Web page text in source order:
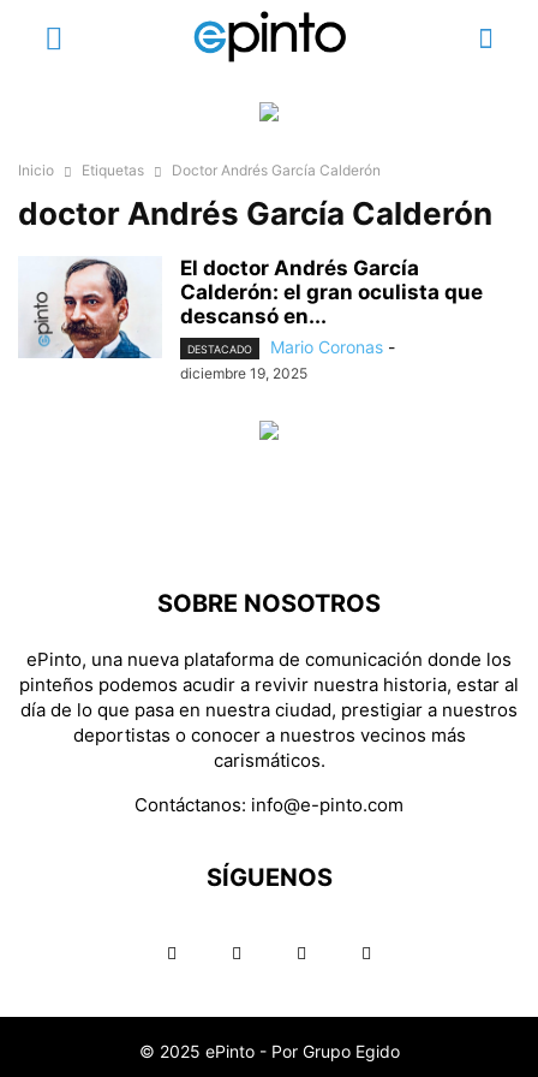
Inicio Etiquetas Doctor Andrés García Calderón
doctor Andrés García Calderón
El doctor Andrés García
Calderón: el gran oculista que
descansó en...
DESTACADO Mario Coronas -
diciembre 19, 2025
SOBRE NOSOTROS
ePinto, una nueva plataforma de comunicación donde los
pinteños podemos acudir a revivir nuestra historia, estar al
día de lo que pasa en nuestra ciudad, prestigiar a nuestros
deportistas o conocer a nuestros vecinos más
carismáticos.
Contáctanos: info@e-pinto.com
SÍGUENOS
© 2025 ePinto - Por Grupo Egido